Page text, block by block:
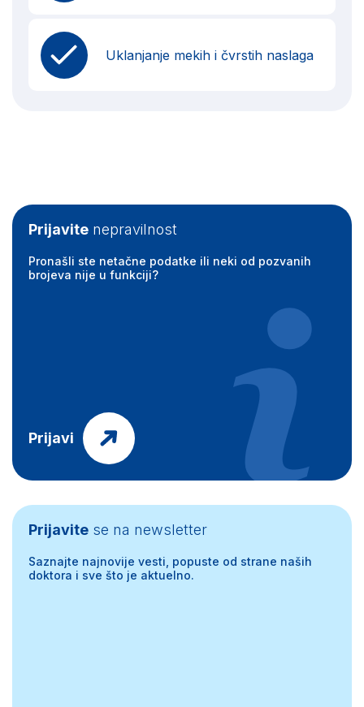
Uklanjanje mekih i čvrstih naslaga
Prijavite nepravilnost
Pronašli ste netačne podatke ili neki od pozvanih
brojeva nije u funkciji?
Prijavi
Prijavite se na newsletter
Saznajte najnovije vesti, popuste od strane naših
doktora i sve što je aktuelno.